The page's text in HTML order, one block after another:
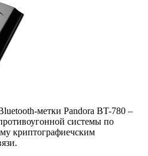
метки Pandora BT-780 –
системы по
криптографиечским